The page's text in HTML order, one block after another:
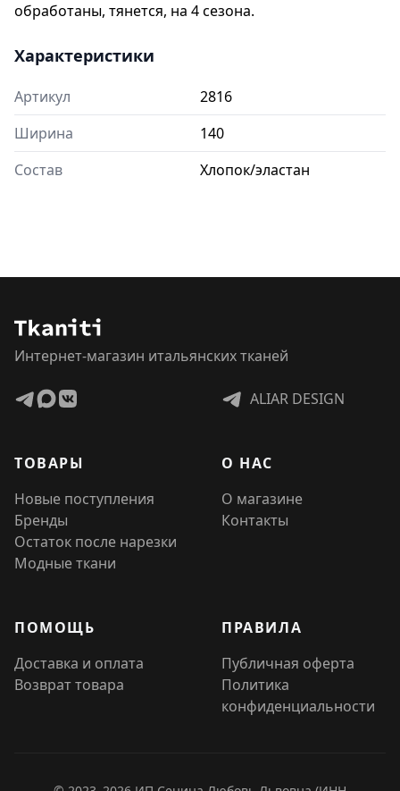
обработаны, тянется, на 4 сезона.
Характеристики
Артикул
2816
Ширина
140
Состав
Хлопок/эластан
Интернет-магазин итальянских тканей
ALIAR DESIGN
ТОВАРЫ
Новые поступления
Бренды
Остаток после нарезки
Модные ткани
О НАС
О магазине
Контакты
ПОМОЩЬ
Доставка и оплата
Возврат товара
ПРАВИЛА
Публичная оферта
Политика
конфиденциальности